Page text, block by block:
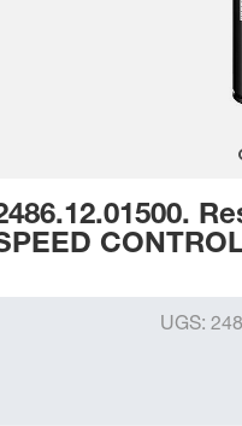
UGS: